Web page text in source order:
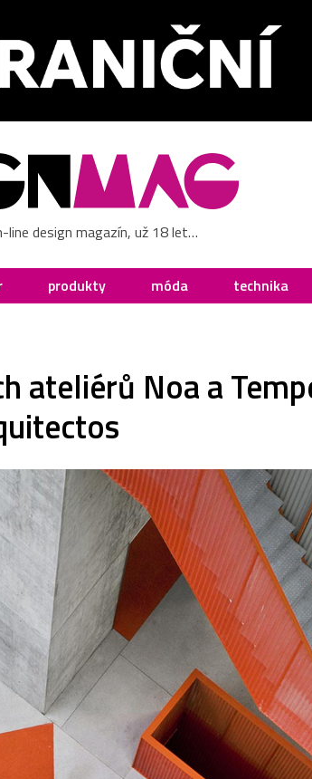
line design magazín, už 18 let…
produkty móda technika
ateliérů Noa a